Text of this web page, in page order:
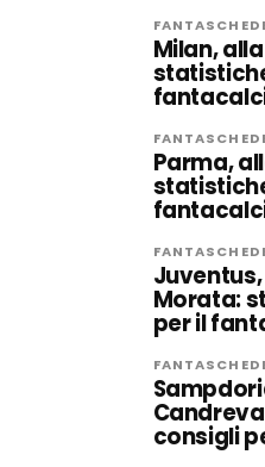
Milan,
Parma,
Morata:
per il
consigli